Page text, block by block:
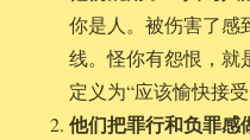
你是人。被伤害了感
线。怪你有怨恨，就
定义为“应该愉快接受
他们把罪行和负罪感